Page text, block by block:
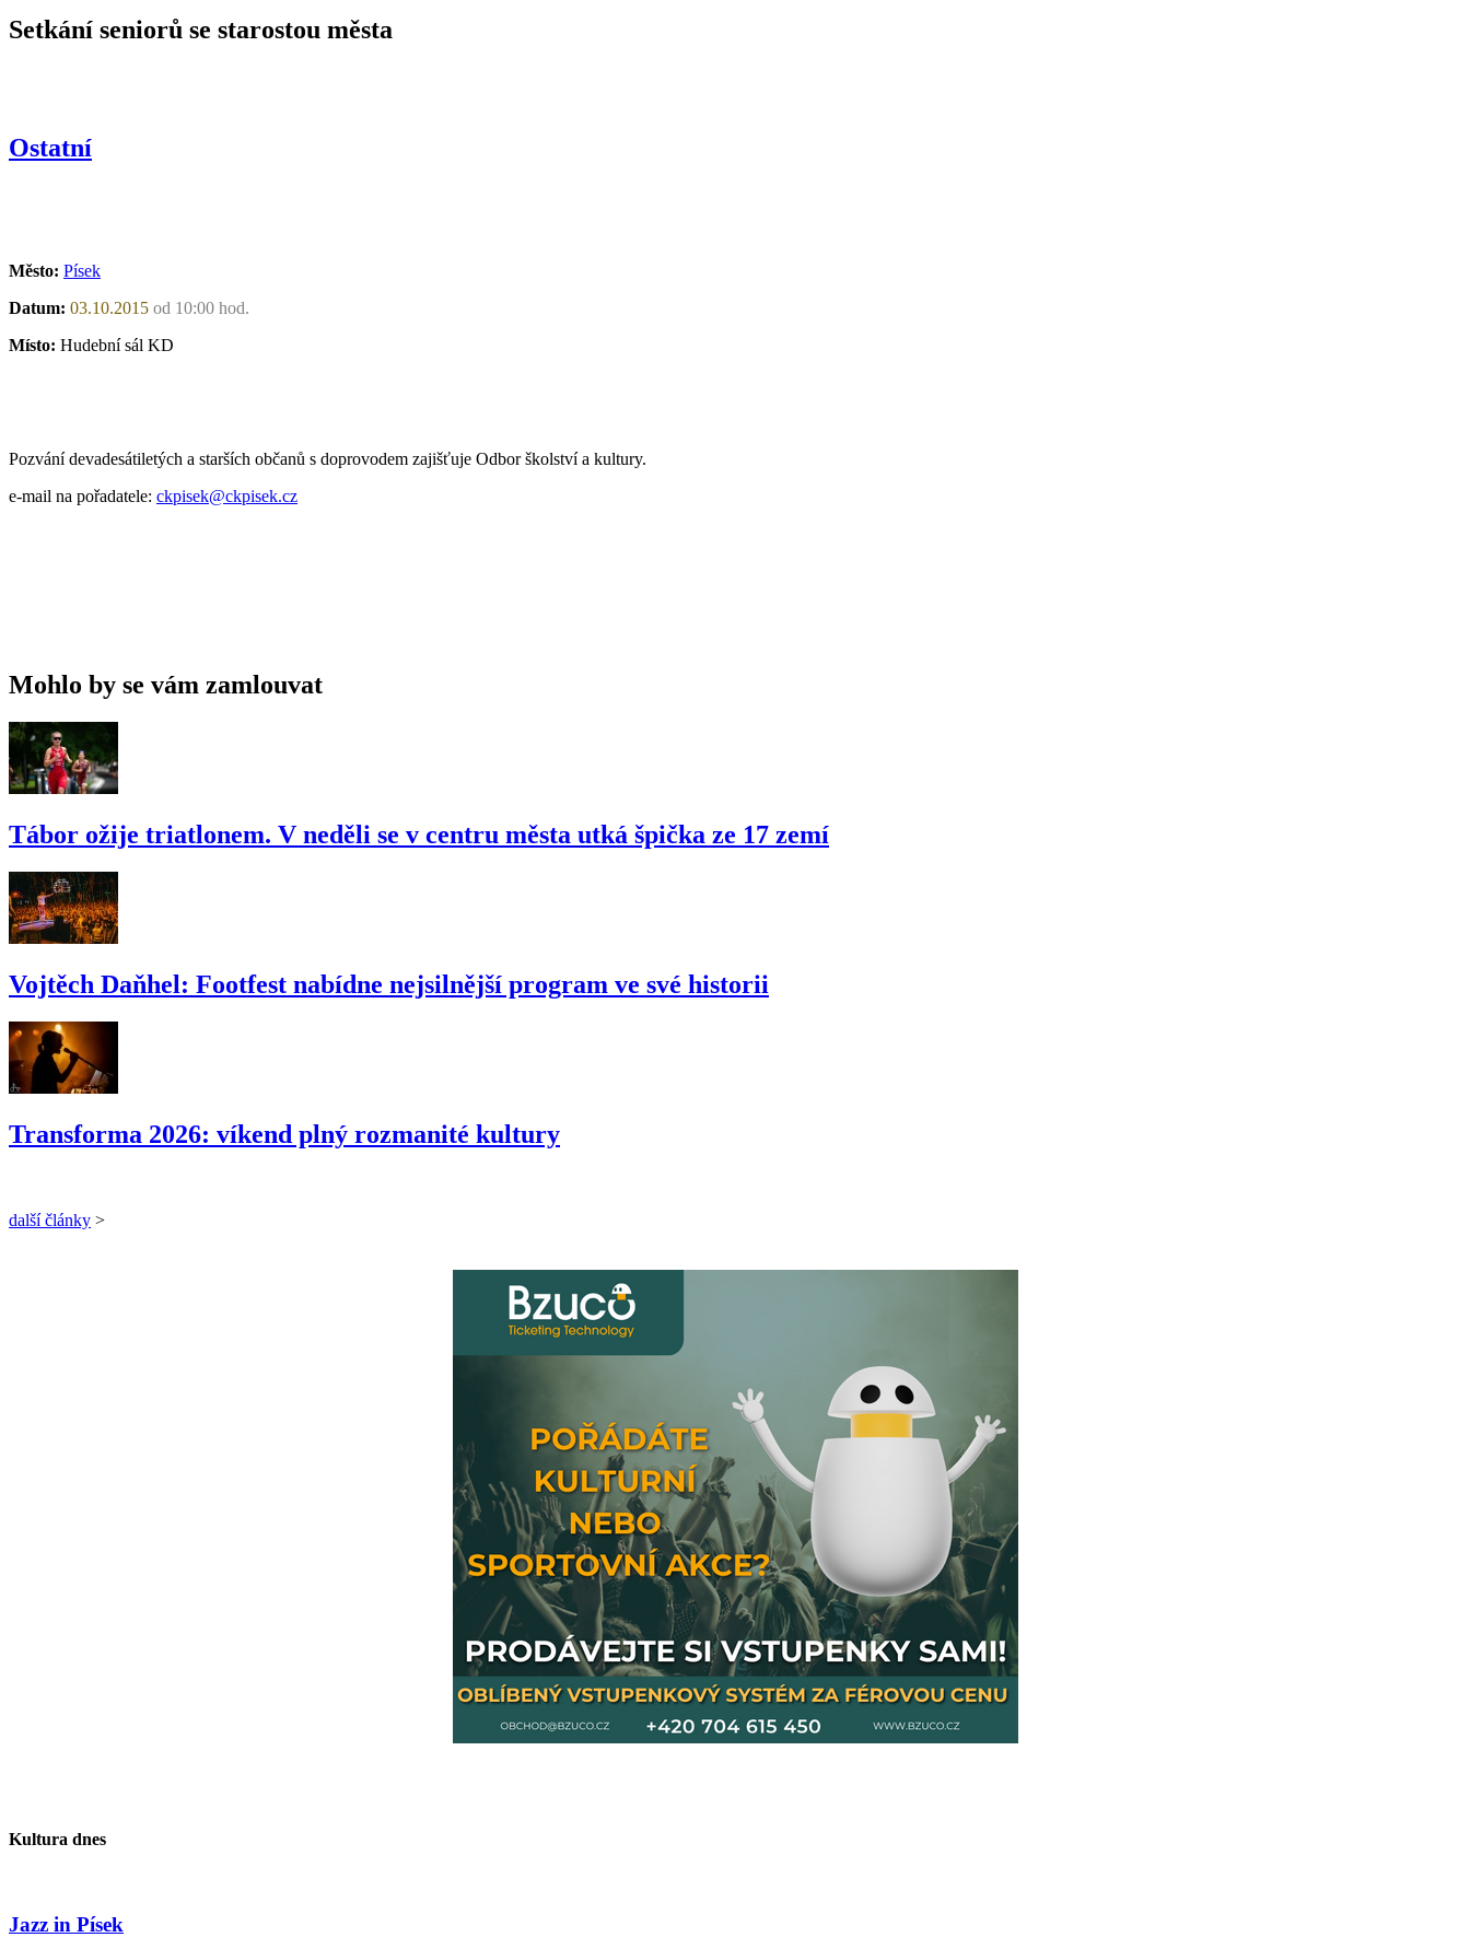
Setkání seniorů se starostou města
Ostatní
Město: Písek
Datum: 03.10.2015 od 10:00 hod.
Místo: Hudební sál KD
Pozvání devadesátiletých a starších občanů s doprovodem zajišťuje Odbor školství a kultury.
e-mail na pořadatele: ckpisek@ckpisek.cz
Mohlo by se vám zamlouvat
Tábor ožije triatlonem. V neděli se v centru města utká špička ze 17 zemí
Vojtěch Daňhel: Footfest nabídne nejsilnější program ve své historii
Transforma 2026: víkend plný rozmanité kultury
další články >
Kultura dnes
Jazz in Písek